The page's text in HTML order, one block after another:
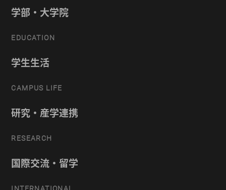
学部・大学院
EDUCATION
学生生活
CAMPUS LIFE
研究・産学連携
RESEARCH
国際交流・留学
INTERNATIONAL